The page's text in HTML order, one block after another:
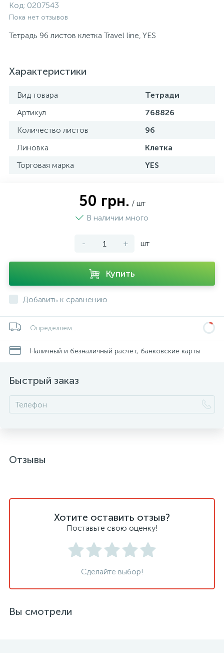
Код: 0207543
Пока нет отзывов
Тетрадь 96 листов клетка Travel line, YES
Характеристики
Вид товара
Тетради
Артикул
768826
Количество листов
96
Линовка
Клетка
Торговая марка
YES
50 грн. / шт
В наличии много
- + шт
Купить
Добавить к сравнению
Определяем...
Наличный и безналичный расчет, банковские карты
Быстрый заказ
Отзывы
Хотите оставить отзыв?
Поставьте свою оценку!
Сделайте выбор!
Вы смотрели